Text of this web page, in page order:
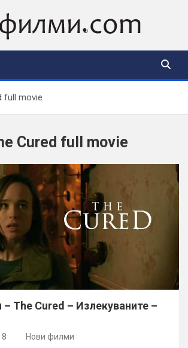
full movie
Cured full movie
The Cured – Излекуваните –
Нови филми